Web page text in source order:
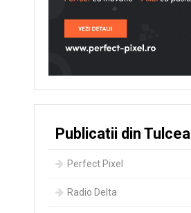
Publicatii din Tulcea
Perfect Pixel
Radio Delta